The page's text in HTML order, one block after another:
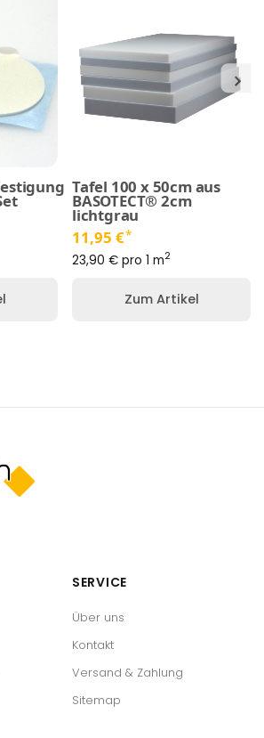
Tafel 100 x 50cm aus
BASOTECT® 2cm
lichtgrau
11,95 €*
23,90 € pro 1 m2
Zum Artikel
SERVICE
Über uns
Kontakt
Versand & Zahlung
Sitemap